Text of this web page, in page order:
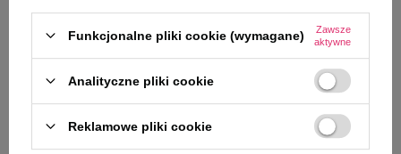
czarnej sierści 250 ml
25,99 zł 103,96 zł / l
Milord Przysmak dla psa
cielęcina w kawałkach 150 g
319,93 zł / kg
Funkcjonalne pliki cookie (wymagane)
Zawsze
aktywne
Analityczne pliki cookie
Reklamowe pliki cookie